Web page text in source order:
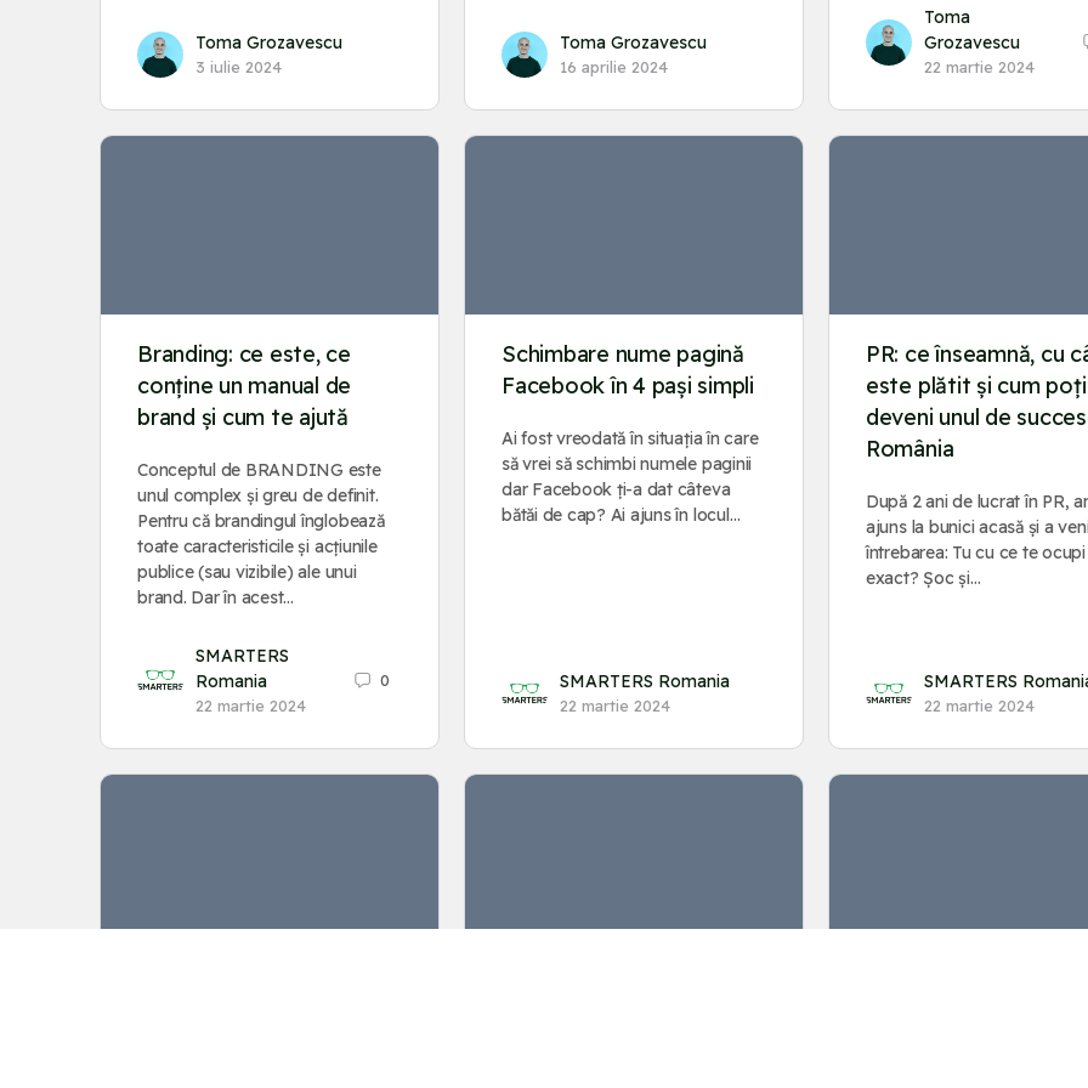
Toma Grozavescu
3 iulie 2024
Toma Grozavescu
16 aprilie 2024
Toma
Grozavescu
22 martie 2024
Branding: ce este, ce
conține un manual de
brand și cum te ajută
Conceptul de BRANDING este
unul complex și greu de definit.
Pentru că brandingul înglobează
toate caracteristicile și acțiunile
publice (sau vizibile) ale unui
brand. Dar în acest…
SMARTERS
Romania
22 martie 2024
0
Schimbare nume pagină
Facebook în 4 pași simpli
Ai fost vreodată în situația în care
să vrei să schimbi numele paginii
dar Facebook ți-a dat câteva
bătăi de cap? Ai ajuns în locul…
SMARTERS Romania
22 martie 2024
PR: ce înseamnă, cu
este plătit și cum poți
deveni unul de
România
După 2 ani de lucrat în PR,
ajuns la bunici acasă și a
întrebarea: Tu cu ce te
exact? Șoc și…
SMARTERS
22 martie 2024